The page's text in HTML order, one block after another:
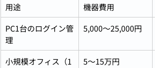
用途
機器費用
PC1台のログイン管
理
5,000〜25,000円
小規模オフィス（1
5〜15万円